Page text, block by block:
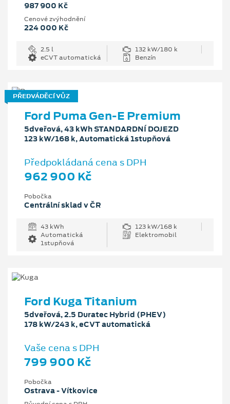
987 900 Kč
Cenové zvýhodnění
224 000 Kč
2.5 l
132 kW/180 k
eCVT automatická
Benzín
PŘEDVÁDĚCÍ VŮZ
Ford Puma Gen-E Premium
5dveřová, 43 kWh STANDARDNÍ DOJEZD
123 kW/168 k, Automatická 1stupňová
Předpokládaná cena s DPH
962 900 Kč
Pobočka
Centrální sklad v ČR
43 kWh
123 kW/168 k
Automatická
1stupňová
Elektromobil
Ford Kuga Titanium
5dveřová, 2.5 Duratec Hybrid (PHEV)
178 kW/243 k, eCVT automatická
Vaše cena s DPH
799 900 Kč
Pobočka
Ostrava - Vítkovice